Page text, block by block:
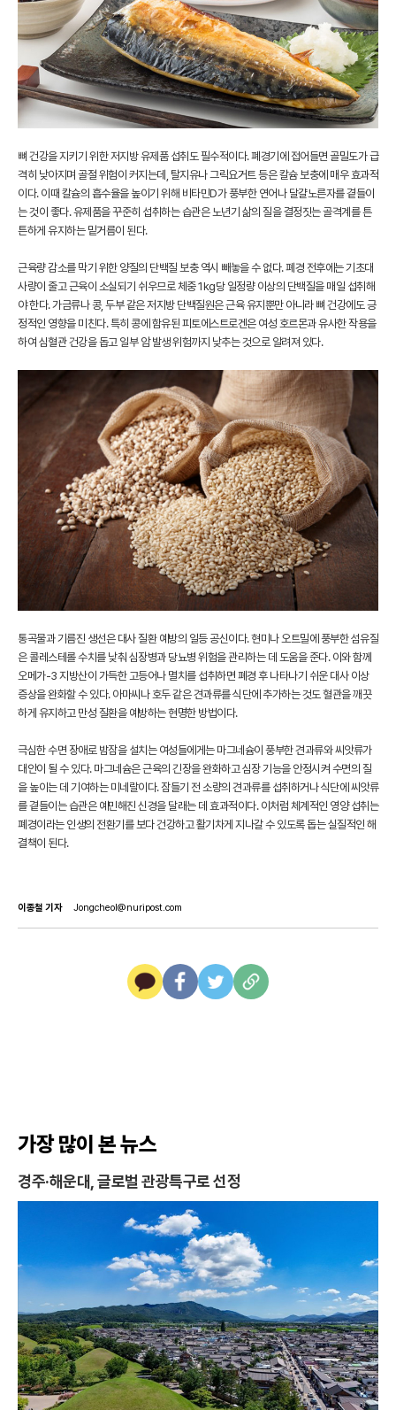
뼈 건강을 지키기 위한 저지방 유제품 섭취도 필수적이다. 폐경기에 접어들면 골밀도가 급
격히 낮아지며 골절 위험이 커지는데, 탈지유나 그릭요거트 등은 칼슘 보충에 매우 효과적
이다. 이때 칼슘의 흡수율을 높이기 위해 비타민D가 풍부한 연어나 달걀노른자를 곁들이
는 것이 좋다. 유제품을 꾸준히 섭취하는 습관은 노년기 삶의 질을 결정짓는 골격계를 튼
튼하게 유지하는 밑거름이 된다.
근육량 감소를 막기 위한 양질의 단백질 보충 역시 빼놓을 수 없다. 폐경 전후에는 기초대
사량이 줄고 근육이 소실되기 쉬우므로 체중 1kg당 일정량 이상의 단백질을 매일 섭취해
야 한다. 가금류나 콩, 두부 같은 저지방 단백질원은 근육 유지뿐만 아니라 뼈 건강에도 긍
정적인 영향을 미친다. 특히 콩에 함유된 피토에스트로겐은 여성 호르몬과 유사한 작용을
하여 심혈관 건강을 돕고 일부 암 발생 위험까지 낮추는 것으로 알려져 있다.
통곡물과 기름진 생선은 대사 질환 예방의 일등 공신이다. 현미나 오트밀에 풍부한 섬유질
은 콜레스테롤 수치를 낮춰 심장병과 당뇨병 위험을 관리하는 데 도움을 준다. 이와 함께
오메가-3 지방산이 가득한 고등어나 멸치를 섭취하면 폐경 후 나타나기 쉬운 대사 이상
증상을 완화할 수 있다. 아마씨나 호두 같은 견과류를 식단에 추가하는 것도 혈관을 깨끗
하게 유지하고 만성 질환을 예방하는 현명한 방법이다.
극심한 수면 장애로 밤잠을 설치는 여성들에게는 마그네슘이 풍부한 견과류와 씨앗류가
대안이 될 수 있다. 마그네슘은 근육의 긴장을 완화하고 심장 기능을 안정시켜 수면의 질
을 높이는 데 기여하는 미네랄이다. 잠들기 전 소량의 견과류를 섭취하거나 식단에 씨앗류
를 곁들이는 습관은 예민해진 신경을 달래는 데 효과적이다. 이처럼 체계적인 영양 섭취는
폐경이라는 인생의 전환기를 보다 건강하고 활기차게 지나갈 수 있도록 돕는 실질적인 해
결책이 된다.
이종철 기자 Jongcheol@nuripost.com
가장 많이 본 뉴스
경주·해운대, 글로벌 관광특구로 선정